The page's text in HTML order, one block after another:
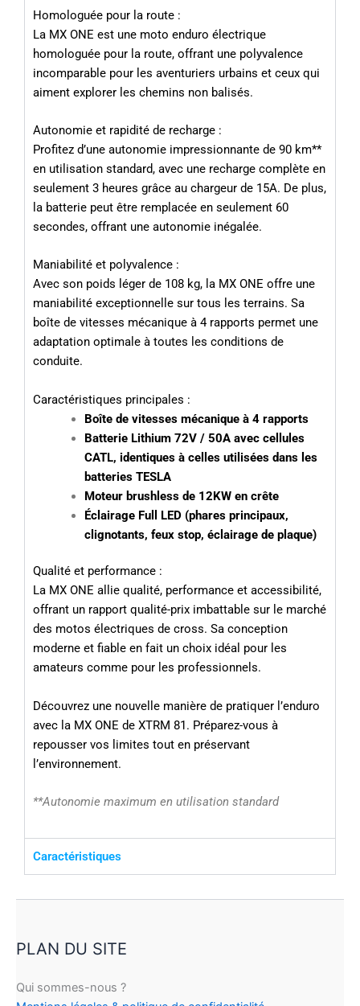
Homologuée pour la route :
La MX ONE est une moto enduro électrique
homologuée pour la route, offrant une polyvalence
incomparable pour les aventuriers urbains et ceux qui
aiment explorer les chemins non balisés.
Autonomie et rapidité de recharge :
Profitez d’une autonomie impressionnante de 90 km**
en utilisation standard, avec une recharge complète en
seulement 3 heures grâce au chargeur de 15A. De plus,
la batterie peut être remplacée en seulement 60
secondes, offrant une autonomie inégalée.
Maniabilité et polyvalence :
Avec son poids léger de 108 kg, la MX ONE offre une
maniabilité exceptionnelle sur tous les terrains. Sa
boîte de vitesses mécanique à 4 rapports permet une
adaptation optimale à toutes les conditions de
conduite.
Caractéristiques principales :
Boîte de vitesses mécanique à 4 rapports
Batterie Lithium 72V / 50A avec cellules
CATL, identiques à celles utilisées dans les
batteries TESLA
Moteur brushless de 12KW en crête
Éclairage Full LED (phares principaux,
clignotants, feux stop, éclairage de plaque)
Qualité et performance :
La MX ONE allie qualité, performance et accessibilité,
offrant un rapport qualité-prix imbattable sur le marché
des motos électriques de cross. Sa conception
moderne et fiable en fait un choix idéal pour les
amateurs comme pour les professionnels.
Découvrez une nouvelle manière de pratiquer l’enduro
avec la MX ONE de XTRM 81. Préparez-vous à
repousser vos limites tout en préservant
l’environnement.
**Autonomie maximum en utilisation standard
Caractéristiques
PLAN DU SITE
Qui sommes-nous ?